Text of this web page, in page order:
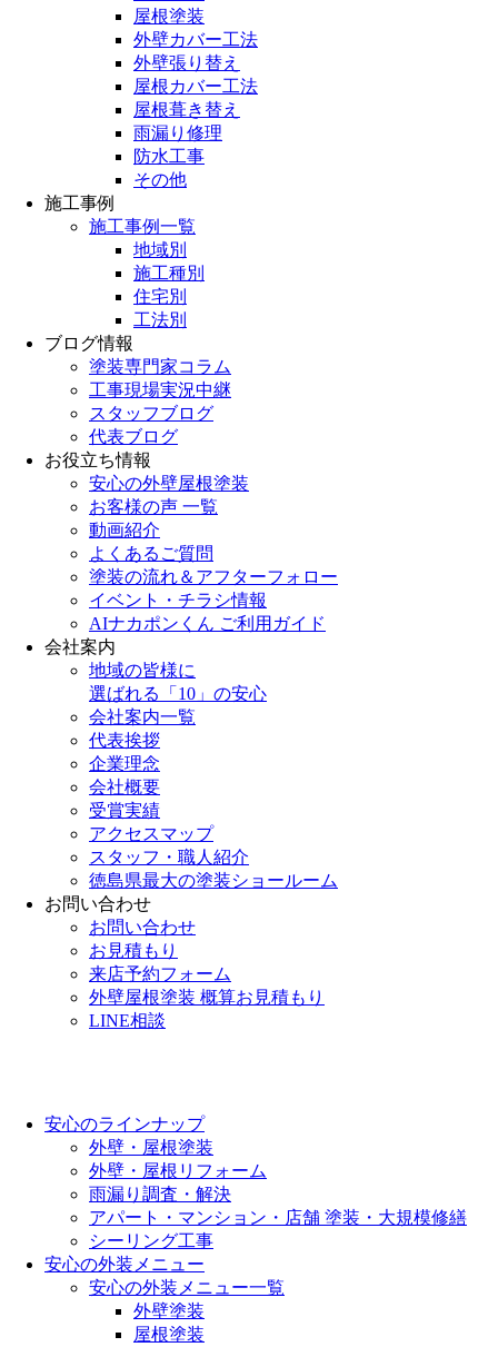
屋根塗装
外壁カバー工法
外壁張り替え
屋根カバー工法
屋根葺き替え
雨漏り修理
防水工事
その他
施工事例
施工事例一覧
地域別
施工種別
住宅別
工法別
ブログ情報
塗装専門家コラム
工事現場実況中継
スタッフブログ
代表ブログ
お役立ち情報
安心の外壁屋根塗装
お客様の声 一覧
動画紹介
よくあるご質問
塗装の流れ＆アフターフォロー
イベント・チラシ情報
AIナカポンくん ご利用ガイド
会社案内
地域の皆様に
選ばれる「10」の安心
会社案内一覧
代表挨拶
企業理念
会社概要
受賞実績
アクセスマップ
スタッフ・職人紹介
徳島県最大の塗装ショールーム
お問い合わせ
お問い合わせ
お見積もり
来店予約フォーム
外壁屋根塗装 概算お見積もり
LINE相談
安心のラインナップ
外壁・屋根塗装
外壁・屋根リフォーム
雨漏り調査・解決
アパート・マンション・店舗 塗装・大規模修繕
シーリング工事
安心の外装メニュー
安心の外装メニュー一覧
外壁塗装
屋根塗装